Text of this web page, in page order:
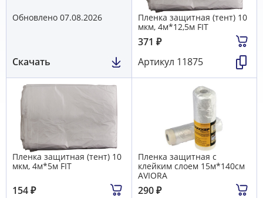
Обновлено 07.08.2026
Скачать
Пленка защитная (тент) 10
мкм, 4м*12,5м FIT
371 ₽
Артикул 11875
Пленка защитная (тент) 10
мкм, 4м*5м FIT
154₽
Пленка защитная с
клейким слоем 15м*140см
AVIORA
290₽